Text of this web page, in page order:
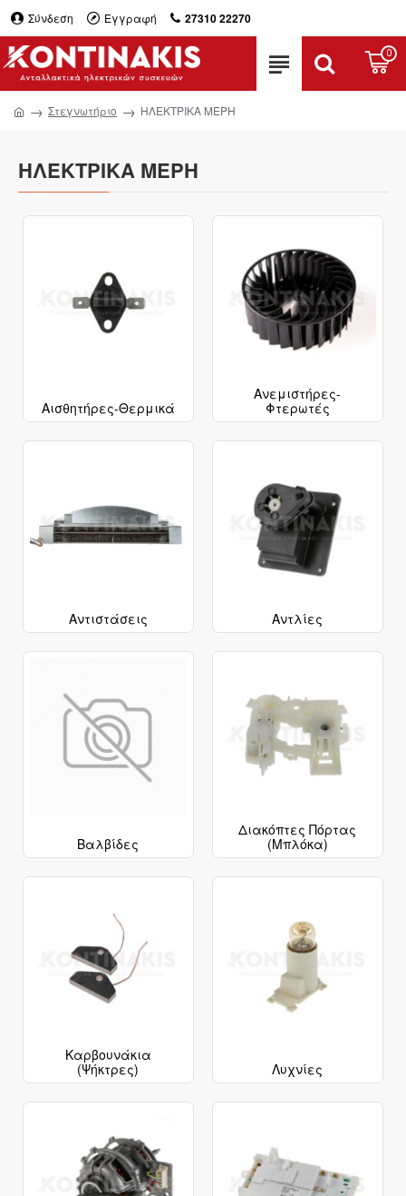
Σύνδεση Εγγραφή 27310 22270
0
Στεγνωτήριο ΗΛΕΚΤΡΙΚΑ ΜΕΡΗ
ΗΛΕΚΤΡΙΚΑ ΜΕΡΗ
Αισθητήρες-Θερμικά
Ανεμιστήρες-
Φτερωτές
Αντιστάσεις Αντλίες
Βαλβίδες
Διακόπτες Πόρτας
(Μπλόκα)
Καρβουνάκια
(Ψήκτρες)
Λυχνίες